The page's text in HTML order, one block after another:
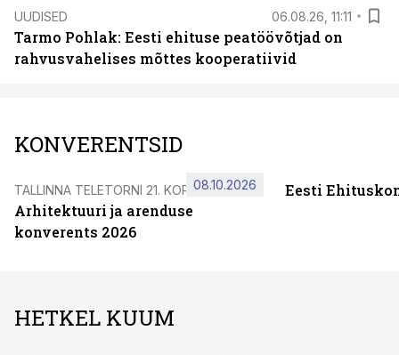
UUDISED 06.08.26, 11:11
Tarmo Pohlak: Eesti ehituse peatöövõtjad on
rahvusvahelises mõttes kooperatiivid
KONVERENTSID
TALLINNA TELETORNI 21. KORRUSEL
Arhitektuuri ja arenduse
konverents 2026
08.10.2026 Eesti
HETKEL KUUM